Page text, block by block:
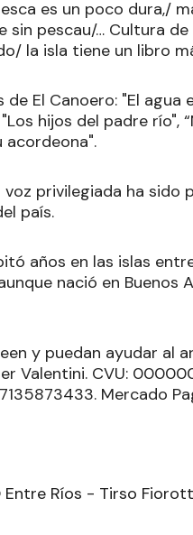
es un poco dura,/
sin pescau/… Cultura
la isla tiene un libro
El Canoero: "El agua
hijos del padre río",
voz privilegiada ha sido
país.
años en las islas
nació en Buenos
y puedan ayudar al
Valentini. CVU:
Mercado
Entre Ríos - Tirso